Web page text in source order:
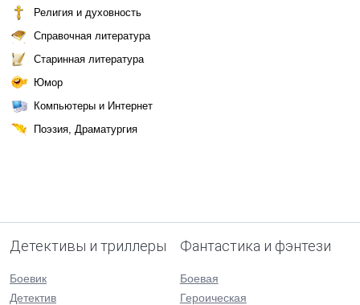
Религия и духовность
Справочная литература
Старинная литература
Юмор
Компьютеры и Интернет
Поэзия, Драматургия
Детективы и триллеры
Боевик
Детектив
Фантастика и фэнтези
Боевая
Героическая